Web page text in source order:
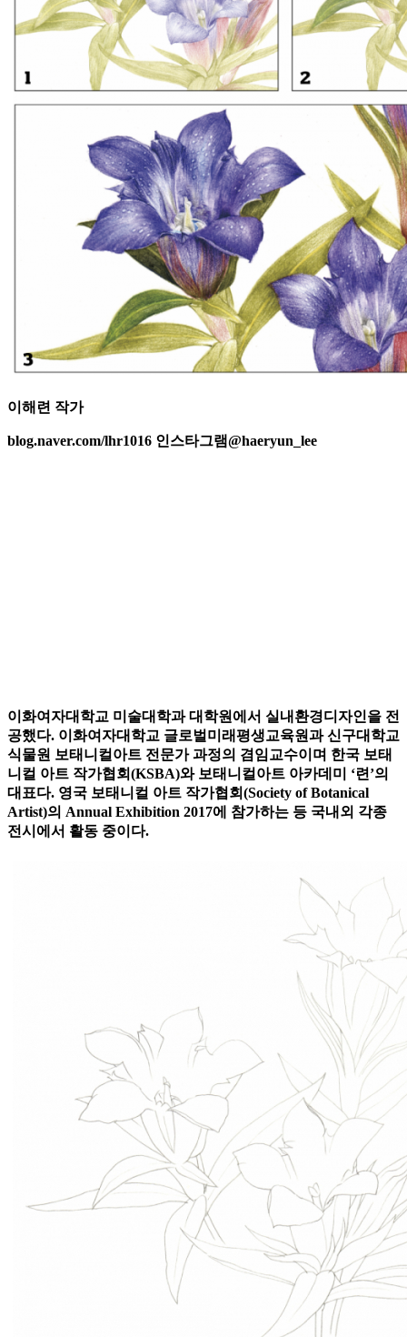
이해련 작가
blog.naver.com/lhr1016 인스타그램@haeryun_lee
이화여자대학교 미술대학과 대학원에서 실내환경디자인을 전
공했다. 이화여자대학교 글로벌미래평생교육원과 신구대학교
식물원 보태니컬아트 전문가 과정의 겸임교수이며 한국 보태
니컬 아트 작가협회(KSBA)와 보태니컬아트 아카데미 ‘련’의
대표다. 영국 보태니컬 아트 작가협회(Society of Botanical
Artist)의 Annual Exhibition 2017에 참가하는 등 국내외 각종
전시에서 활동 중이다.